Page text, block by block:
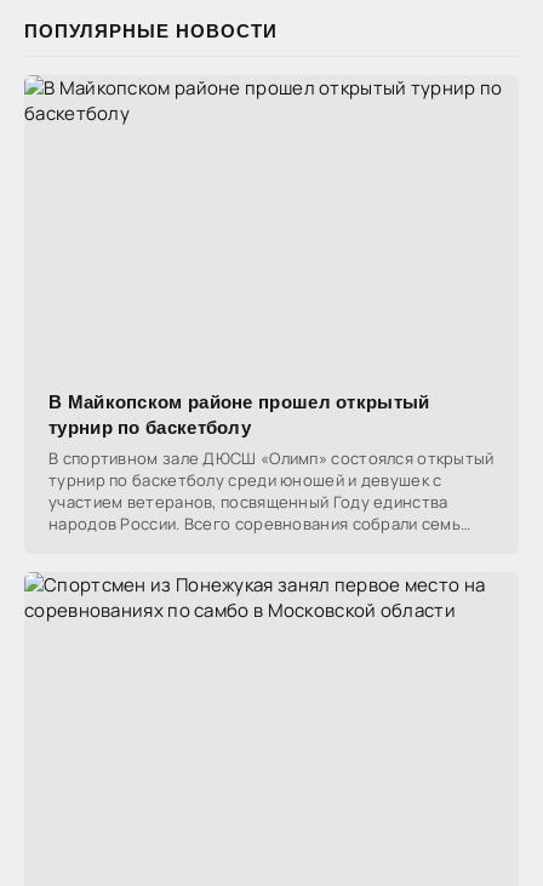
ПОПУЛЯРНЫЕ НОВОСТИ
В Майкопском районе прошел открытый
турнир по баскетболу
В спортивном зале ДЮСШ «Олимп» состоялся открытый
турнир по баскетболу среди юношей и девушек с
участием ветеранов, посвященный Году единства
народов России. Всего соревнования собрали семь